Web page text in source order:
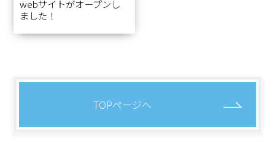
webサイトがオープンし
ました！
TOPページへ